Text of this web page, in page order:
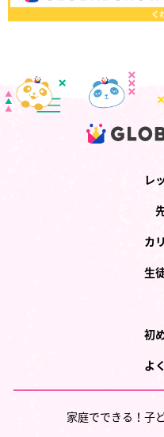
レ
カ
生
初
よ
家庭でできる！子